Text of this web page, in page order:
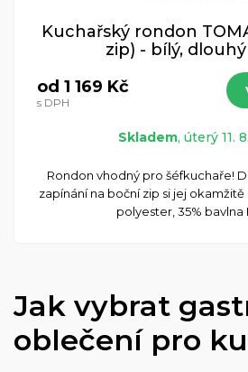
Kuchařský rondon
zip) - bílý,
od 1 169 Kč
s DPH
Skladem, úterý 11.
Rondon vhodný pro šéfkuchaře!
zapínání na boční zip si jej okamžitě
polyester, 35% bavlna
Jak vybrat
oblečení pro